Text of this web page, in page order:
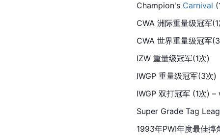
Champion's Carnival
CWA 洲际重量级冠军
CWA 世界重量级冠军
IZW 重量级冠军(1次)
IWGP 重量级冠军(3次)
IWGP 双打冠军 (1次)
Super Grade Tag
1993年PWI年度最佳摔